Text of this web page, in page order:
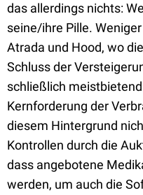
das allerdings nichts:
seine/ihre Pille.
Atrada und Hood, wo
Schluss der
schließlich
Kernforderung der
diesem Hintergrund
Kontrollen durch die
dass angebotene
werden, um auch die